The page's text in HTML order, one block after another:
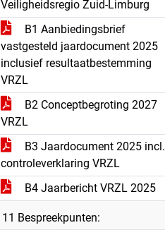
Veiligheidsregio Zuid-Limburg
B1 Aanbiedingsbrief
vastgesteld jaardocument 2025
inclusief resultaatbestemming
VRZL
B2 Conceptbegroting 2027
VRZL
B3 Jaardocument 2025 incl.
controleverklaring VRZL
B4 Jaarbericht VRZL 2025
11 Bespreekpunten: